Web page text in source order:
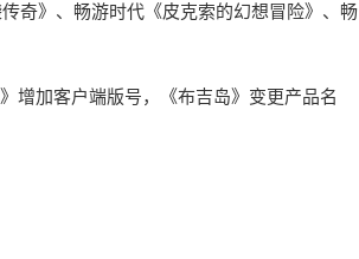
奇》、畅游时代《皮克索的幻想冒险》、畅
增加客户端版号，《布吉岛》变更产品名